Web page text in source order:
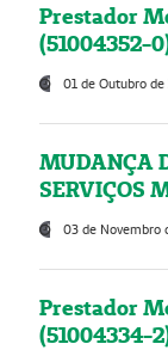
Prestador
(51004352-
01 de Outubro
MUDANÇA
SERVIÇOS
03 de Novembro
Prestador
(51004334-